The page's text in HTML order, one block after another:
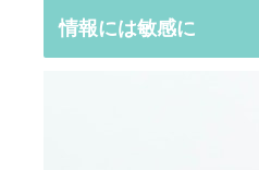
情報には敏感に